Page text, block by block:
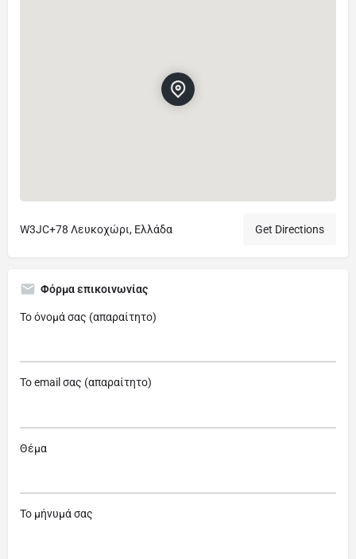
W3JC+78 Λευκοχώρι, Ελλάδα Get Directions
Φόρμα επικοινωνίας
Το όνομά σας (απαραίτητο)
Το email σας (απαραίτητο)
Θέμα
Το μήνυμά σας